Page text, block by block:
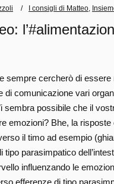
I consigli di Matteo
sempre cercherò di
di comunicazione vari
sembra possibile che il
emozioni? Bhe, la risposte
il timo ad esempio
tipo parasimpatico
influenzando le